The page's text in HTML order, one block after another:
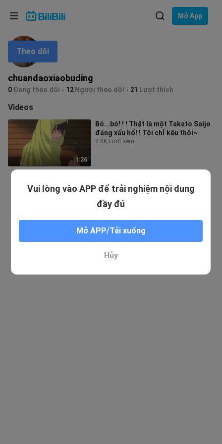
Mở App
chuandaoxiaobuding
0Đang theo dõi 12 Người theo dõi 21 Lượt thích
Theo dõi
Videos
1:26
Bó...bó! ! ! Thật là một Takato Saijo
đáng xấu hổ! ! Tôi chỉ kêu thôi~
2.6K Lượt xem
Ngôn ngữ: Tiếng Việt
Lựa chọn ngôn ngữ
English
ภาษาไทย
Tiếng Việt
Bahasa Melayu
Vui lòng vào APP để trải nghiệm nội dung
đầy đủ
Mở APP/Tải xuống
Hủy